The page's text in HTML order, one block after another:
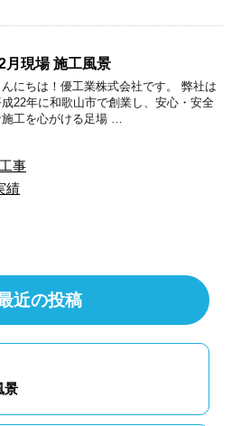
月現場 施工風景
んにちは！優工業株式会社です。 弊社は
22年に和歌山市で創業し、安心・安全
施工を心がける足場 …
事
績
近の投稿
景